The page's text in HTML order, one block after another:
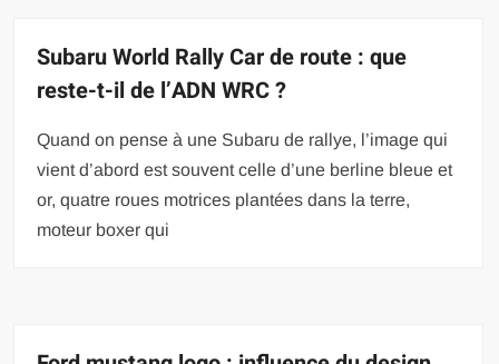
Subaru World Rally Car de route : que
reste-t-il de l’ADN WRC ?
Quand on pense à une Subaru de rallye, l’image qui
vient d’abord est souvent celle d’une berline bleue et
or, quatre roues motrices plantées dans la terre,
moteur boxer qui